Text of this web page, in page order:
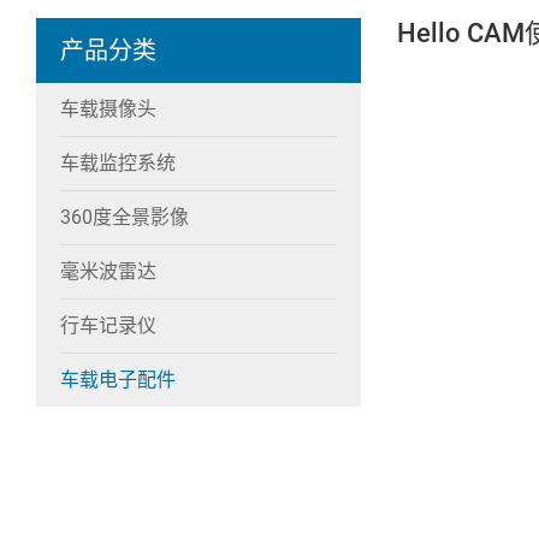
Hello CAM
产品分类
车载摄像头
车载监控系统
360度全景影像
毫米波雷达
行车记录仪
车载电子配件